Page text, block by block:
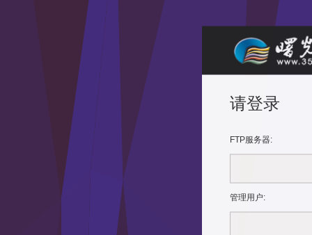
请登录
FTP服务器:
管理用户: